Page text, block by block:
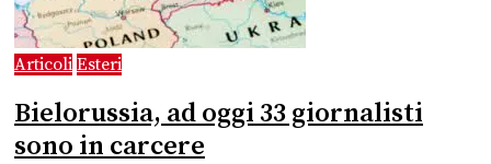
Articoli Esteri
Bielorussia, ad oggi 33 giornalisti
sono in carcere